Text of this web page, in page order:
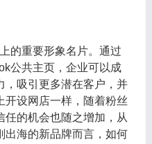
的重要形象名片。通过
公共主页，企业可以成
，吸引更多潜在客户，并
开设网店一样，随着粉丝
任的机会也随之增加，从
出海的新品牌而言，如何